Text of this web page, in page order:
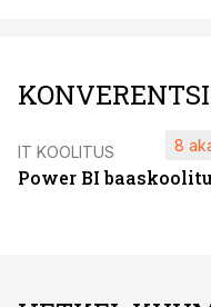
IT KOOLITUS
Power BI
8